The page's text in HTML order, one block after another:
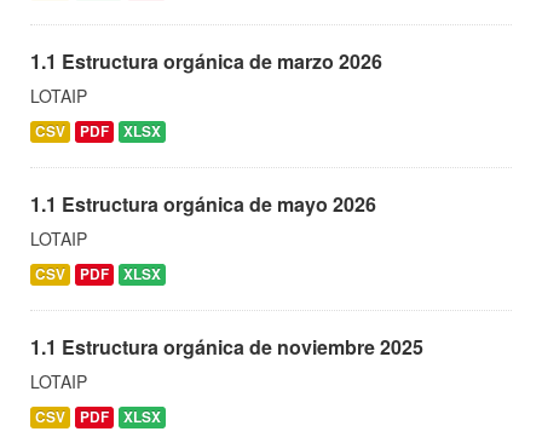
1.1 Estructura orgánica de marzo 2026
LOTAIP
CSV PDF XLSX
1.1 Estructura orgánica de mayo 2026
LOTAIP
CSV PDF XLSX
1.1 Estructura orgánica de noviembre 2025
LOTAIP
CSV PDF XLSX